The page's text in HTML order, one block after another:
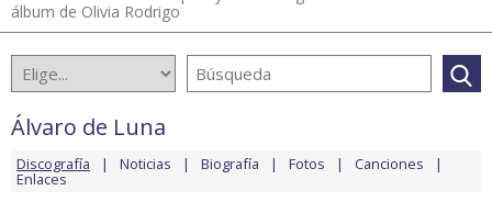
álbum de Olivia Rodrigo
Álvaro de Luna
Discografía Noticias Biografía Fotos Canciones
Enlaces